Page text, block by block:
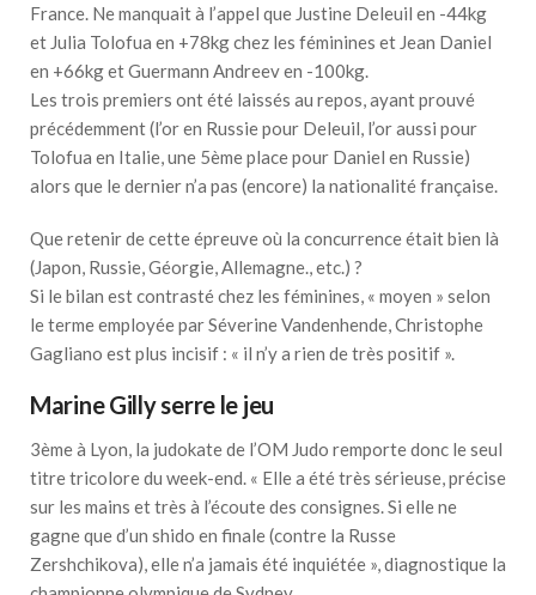
France. Ne manquait à l’appel que Justine Deleuil en -44kg
et Julia Tolofua en +78kg chez les féminines et Jean Daniel
en +66kg et Guermann Andreev en -100kg.
Les trois premiers ont été laissés au repos, ayant prouvé
précédemment (l’or en Russie pour Deleuil, l’or aussi pour
Tolofua en Italie, une 5ème place pour Daniel en Russie)
alors que le dernier n’a pas (encore) la nationalité française.
Que retenir de cette épreuve où la concurrence était bien là
(Japon, Russie, Géorgie, Allemagne., etc.) ?
Si le bilan est contrasté chez les féminines, « moyen » selon
le terme employée par Séverine Vandenhende, Christophe
Gagliano est plus incisif : « il n’y a rien de très positif ».
Marine Gilly serre le jeu
3ème à Lyon, la judokate de l’OM Judo remporte donc le seul
titre tricolore du week-end. « Elle a été très sérieuse, précise
sur les mains et très à l’écoute des consignes. Si elle ne
gagne que d’un shido en finale (contre la Russe
Zershchikova), elle n’a jamais été inquiétée », diagnostique la